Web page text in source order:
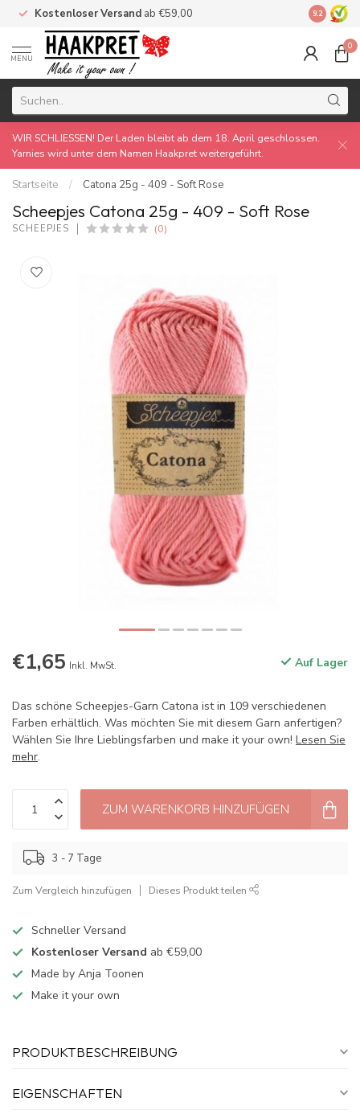
Kostenloser Versand ab €59,00 Made by
9.2
MENU
0
WIR SCHLIESSEN! Der Laden bleibt ab dem 18. April geschlossen.
Yarnies wird unter dem Namen Haakpret weitergeführt.
Startseite / Catona 25g - 409 - Soft Rose
Scheepjes Catona 25g - 409 - Soft Rose
SCHEEPJES (0)
€1,65 Inkl. MwSt. Auf Lager
Das schöne Scheepjes-Garn Catona ist in 109 verschiedenen
Farben erhältlich. Was möchten Sie mit diesem Garn anfertigen?
Wählen Sie Ihre Lieblingsfarben und make it your own! Lesen Sie
mehr.
ZUM WARENKORB HINZUFÜGEN
3 - 7 Tage
Zum Vergleich hinzufügen Dieses Produkt teilen
Schneller Versand
Kostenloser Versand ab €59,00
Made by Anja Toonen
Make it your own
PRODUKTBESCHREIBUNG
EIGENSCHAFTEN